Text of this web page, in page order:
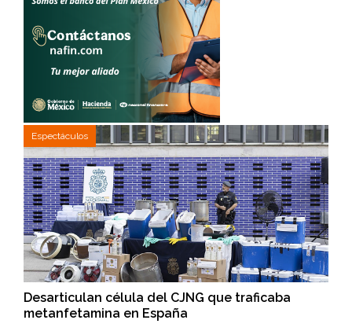
Espectáculos
Desarticulan célula del CJNG que traficaba
metanfetamina en España